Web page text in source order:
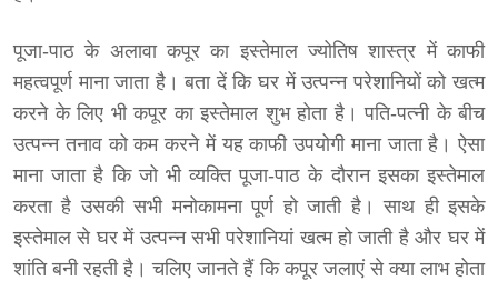
पूजा-पाठ के अलावा कपूर का इस्तेमाल ज्योतिष शास्त्र में काफी
महत्वपूर्ण माना जाता है। बता दें कि घर में उत्पन्न परेशानियों को खत्म
करने के लिए भी कपूर का इस्तेमाल शुभ होता है। पति-पत्नी के बीच
उत्पन्न तनाव को कम करने में यह काफी उपयोगी माना जाता है। ऐसा
माना जाता है कि जो भी व्यक्ति पूजा-पाठ के दौरान इसका इस्तेमाल
करता है उसकी सभी मनोकामना पूर्ण हो जाती है। साथ ही इसके
इस्तेमाल से घर में उत्पन्न सभी परेशानियां खत्म हो जाती है और घर में
शांति बनी रहती है। चलिए जानते हैं कि कपूर जलाएं से क्या लाभ होता